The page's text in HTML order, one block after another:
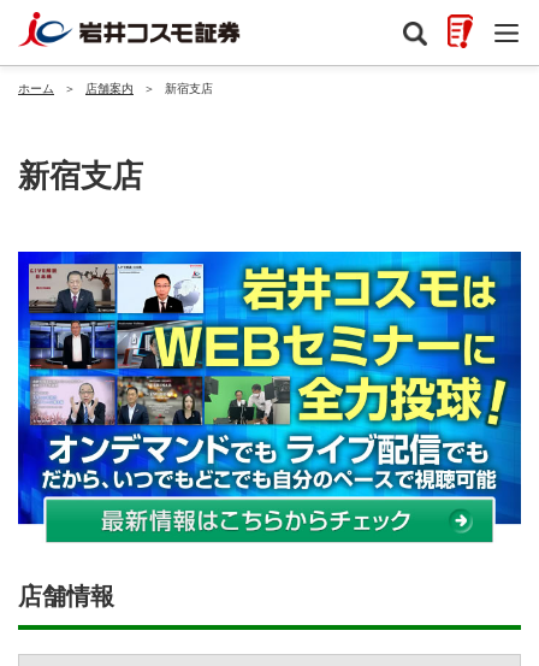
ホーム ＞ 店舗案内 ＞ 新宿支店
新宿支店
店舗情報